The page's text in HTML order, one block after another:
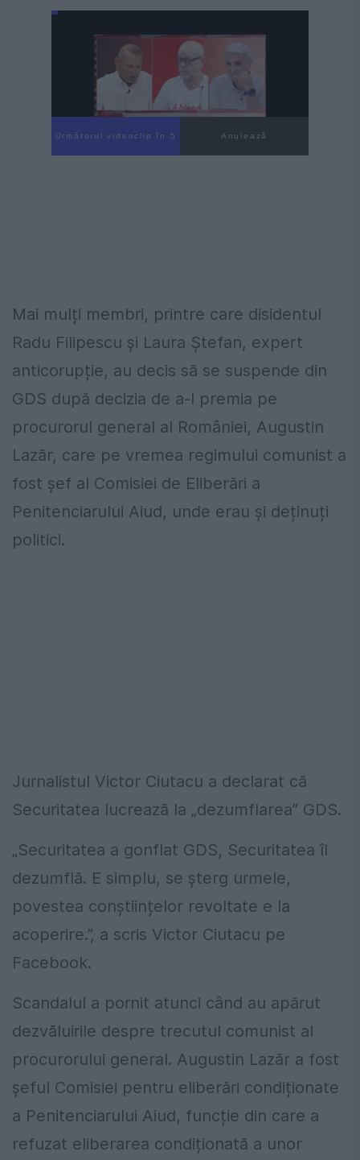
Următorul videoclip în 4 Anulează
Mai mulți membri, printre care disidentul
Radu Filipescu și Laura Ștefan, expert
anticorupție, au decis să se suspende din
GDS după decizia de a-l premia pe
procurorul general al României, Augustin
Lazăr, care pe vremea regimului comunist a
fost șef al Comisiei de Eliberări a
Penitenciarului Aiud, unde erau și deținuți
politici.
Jurnalistul Victor Ciutacu a declarat că
Securitatea lucrează la „dezumflarea” GDS.
„Securitatea a gonflat GDS, Securitatea îl
dezumflă. E simplu, se șterg urmele,
povestea conștiințelor revoltate e la
acoperire.”, a scris Victor Ciutacu pe
Facebook.
Scandalul a pornit atunci când au apărut
dezvăluirile despre trecutul comunist al
procurorului general. Augustin Lazăr a fost
șeful Comisiei pentru eliberări condiționate
a Penitenciarului Aiud, funcție din care a
refuzat eliberarea condiționată a unor